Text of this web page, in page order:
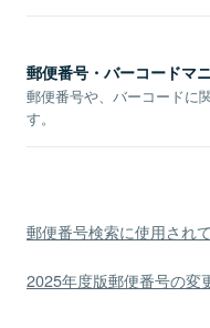
郵便番号・バーコードマ
郵便番号や、バーコードに
す。
郵便番号検索に使用され
2025年度版郵便番号の変